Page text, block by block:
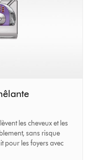
les cheveux et les
sans risque
pour les foyers avec